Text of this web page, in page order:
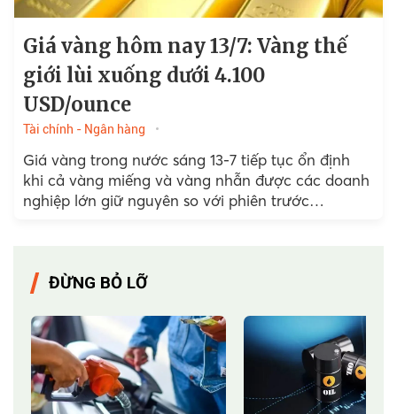
Giá vàng hôm nay 13/7: Vàng thế
giới lùi xuống dưới 4.100
USD/ounce
Tài chính - Ngân hàng
Giá vàng trong nước sáng 13-7 tiếp tục ổn định
khi cả vàng miếng và vàng nhẫn được các doanh
nghiệp lớn giữ nguyên so với phiên trước…
ĐỪNG BỎ LỠ